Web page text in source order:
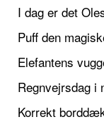
I dag er det
Puff den
Elefantens
Regnvejrsdag i
Korrekt